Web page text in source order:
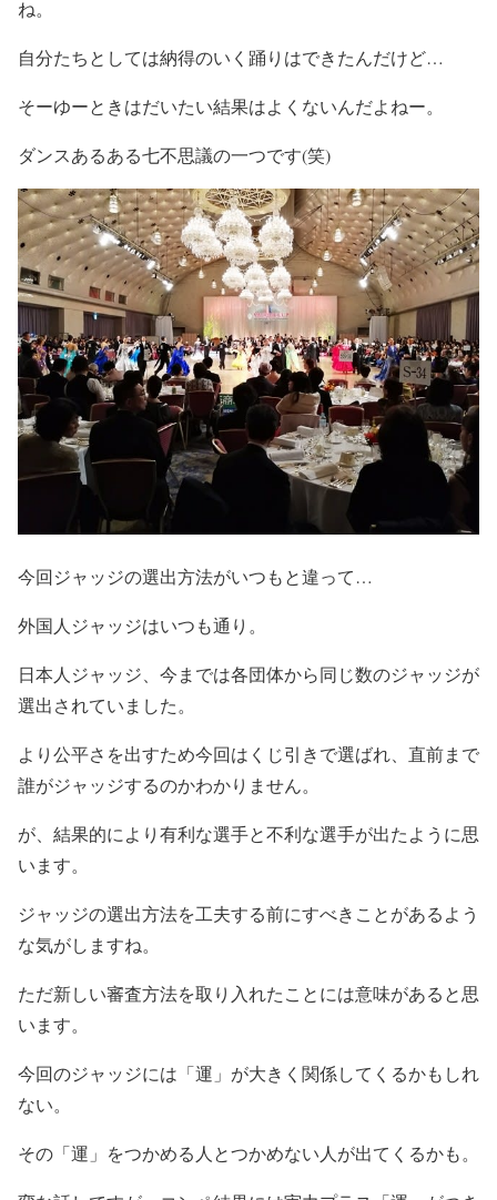
ね。
自分たちとしては納得のいく踊りはできたんだけど…
そーゆーときはだいたい結果はよくないんだよねー。
ダンスあるある七不思議の一つです(笑)
今回ジャッジの選出方法がいつもと違って…
外国人ジャッジはいつも通り。
日本人ジャッジ、今までは各団体から同じ数のジャッジが
選出されていました。
より公平さを出すため今回はくじ引きで選ばれ、直前まで
誰がジャッジするのかわかりません。
が、結果的により有利な選手と不利な選手が出たように思
います。
ジャッジの選出方法を工夫する前にすべきことがあるよう
な気がしますね。
ただ新しい審査方法を取り入れたことには意味があると思
います。
今回のジャッジには「運」が大きく関係してくるかもしれ
ない。
その「運」をつかめる人とつかめない人が出てくるかも。